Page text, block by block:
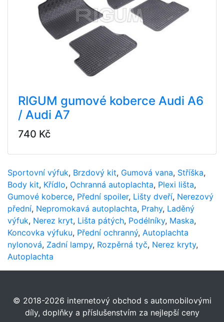
RIGUM gumové koberce Audi A6
/ Audi A7
740 Kč
Sportovní výfuk, Brzdový kit, Gumová vana, Stříška,
Body kit, Křídlo, Ochranná autoplachta, Plexi lišta,
Gumové koberce, Přední spoiler, Lišty dveří, Nerezový
přední, Nepromokavá autoplachta, Prahy, Laděný
výfuk, Nerez kryt, Lišta pátých, Podélníky, Maska,
Koncovka výfuku, Přední ochranný, Autoplachta
nylonová, Zadní lampy, Rozpěrná tyč, Nerez kryty,
Autoplachta
© 2018-2026 internetový obchod s automobilovými
díly, doplňky a příslušenstvím za nejlepší ceny